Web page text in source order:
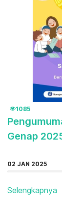
1085
Genap
02 JAN 2025
Selengkapnya